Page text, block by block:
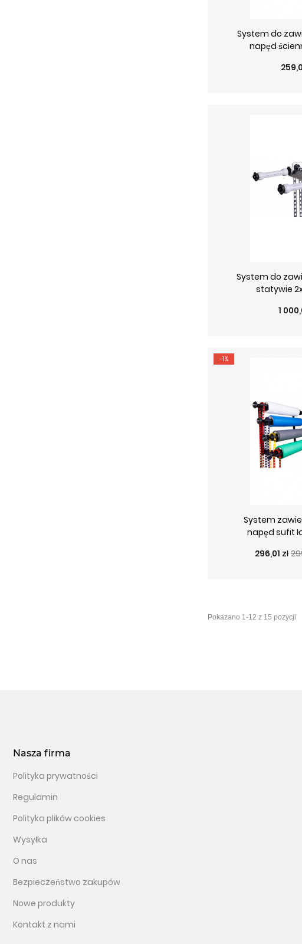
System do
napęd
Cena
System do
statywie
Cena
1
-1%
System
napęd sufit
Cena
Cena
296,01 zł
Nasza firma
Polityka prywatności
Regulamin
Polityka plików cookies
Wysyłka
O nas
Bezpieczeństwo zakupów
Nowe produkty
Kontakt z nami